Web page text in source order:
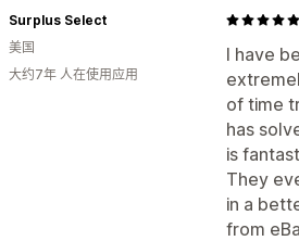
I have
of time
has
is
They
in a
from
Surplus Select
美国
大约7年 人在使用应用